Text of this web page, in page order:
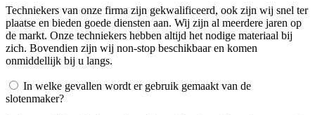
Techniekers van onze firma zijn gekwalificeerd, ook zijn wij snel ter
plaatse en bieden goede diensten aan. Wij zijn al meerdere jaren op
de markt. Onze techniekers hebben altijd het nodige materiaal bij
zich. Bovendien zijn wij non-stop beschikbaar en komen
onmiddellijk bij u langs.
In welke gevallen wordt er gebruik gemaakt van de
slotenmaker?